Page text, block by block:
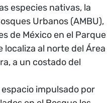
especies nativas, la
Urbanos (AMBU),
de México en el Parque
localiza al norte del Área
a un costado del
impulsado por